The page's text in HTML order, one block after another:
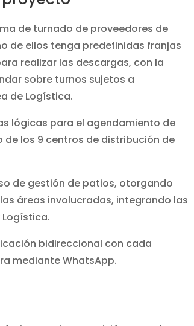
de turnado de proveedores de
de ellos tenga predefinidas franjas
realizar las descargas, con la
sobre turnos sujetos a
de Logística.
lógicas para el agendamiento de
de los 9 centros de distribución de
de gestión de patios, otorgando
áreas involucradas, integrando las
bidireccional con cada
mediante WhatsApp.